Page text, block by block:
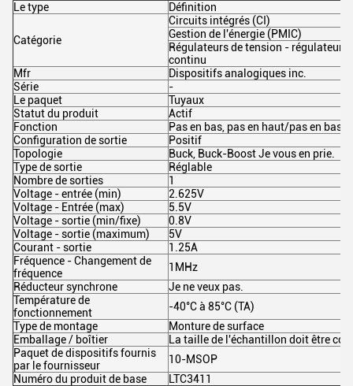
Le type Définition
Catégorie
Circuits intégrés (CI)
Gestion de l'énergie (PMIC)
Régulateurs de tension -
continu
Mfr
Dispositifs analogiques inc.
Série
-
Le paquet
Tuyaux
Statut du produit
Actif
Fonction
Pas en bas, pas en haut/pas en bas
Configuration de sortie
Positif
Topologie
Buck, Buck-Boost Je vous en prie.
Type de sortie
Réglable
Nombre de sorties
1
Voltage - entrée (min)
2.625V
Voltage - Entrée (max)
5.5V
Voltage - sortie (min/fixe)
0.8V
Voltage - sortie (maximum)
5V
Courant - sortie
1.25A
Fréquence - Changement de
fréquence
1MHz
Réducteur synchrone
Je ne veux pas.
Température de
fonctionnement
-40°C à 85°C (TA)
Type de montage
Monture de surface
Emballage / boîtier
La taille de l'échantillon doit être
Paquet de dispositifs fournis
par le fournisseur
10-MSOP
Numéro du produit de base
LTC3411